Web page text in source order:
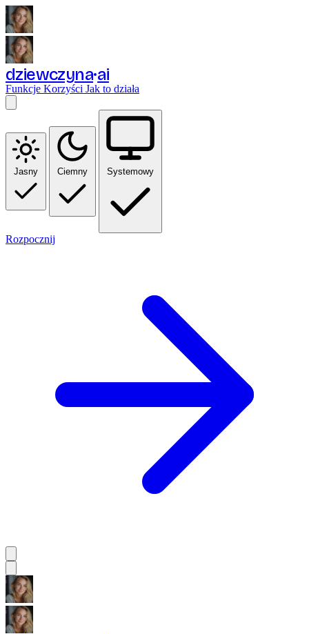
dziewczyna ai
Funkcje Korzyści Jak to działa
Jasny Ciemny Systemowy
Rozpocznij